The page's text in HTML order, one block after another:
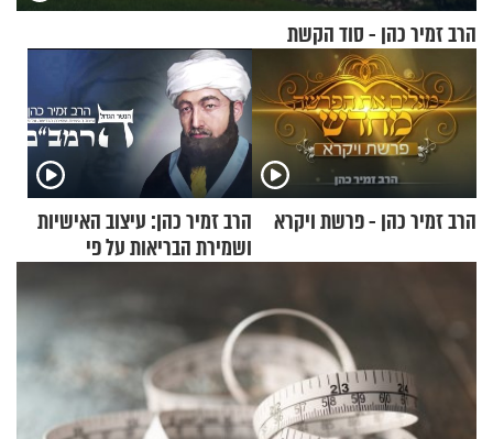
הרב זמיר כהן - סוד הקשת
הרב זמיר כהן - פרשת ויקרא
הרב זמיר כהן: עיצוב האישיות
ושמירת הבריאות על פי